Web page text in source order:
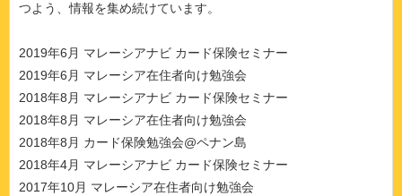
つよう、情報を集め続けています。
2019年6月 マレーシアナビ カード保険セミナー
2019年6月 マレーシア在住者向け勉強会
2018年8月 マレーシアナビ カード保険セミナー
2018年8月 マレーシア在住者向け勉強会
2018年8月 カード保険勉強会@ペナン島
2018年4月 マレーシアナビ カード保険セミナー
2017年10月 マレーシア在住者向け勉強会